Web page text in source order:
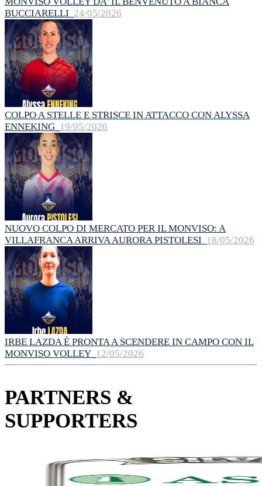
BUCCIARELLI 24/05/2026
COLPO A STELLE E STRISCE IN ATTACCO CON ALYSSA
ENNEKING 19/05/2026
NUOVO COLPO DI MERCATO PER IL MONVISO: A
VILLAFRANCA ARRIVA AURORA PISTOLESI 18/05/2026
IRBE LAZDA È PRONTA A SCENDERE IN CAMPO CON IL
MONVISO VOLLEY 12/05/2026
PARTNERS &
SUPPORTERS